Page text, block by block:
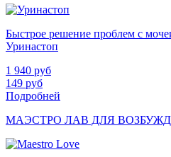
Быстрое решение проблем с
Уринастоп
1 940 руб
149 руб
Подробней
МАЭСТРО ЛАВ ДЛЯ